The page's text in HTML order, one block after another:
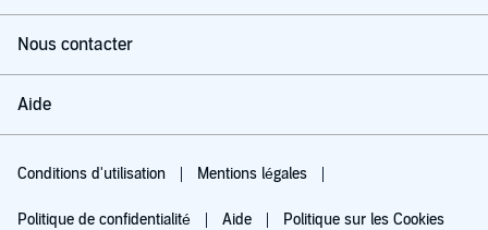
Nous contacter
Aide
Conditions d'utilisation Mentions légales
Politique de confidentialité Aide Politique sur les Cookies